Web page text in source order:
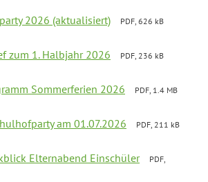
2026 (aktualisiert)
PDF, 626 kB
zum 1. Halbjahr 2026
PDF, 236 kB
Sommerferien 2026
PDF, 1.4 MB
am 01.07.2026
PDF, 211 kB
Elternabend Einschüler
PDF,